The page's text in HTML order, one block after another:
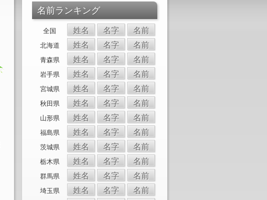
名前ランキング
全国 姓名 名字 名前
北海道 姓名 名字 名前
青森県 姓名 名字 名前
岩手県 姓名 名字 名前
宮城県 姓名 名字 名前
秋田県 姓名 名字 名前
山形県 姓名 名字 名前
福島県 姓名 名字 名前
茨城県 姓名 名字 名前
栃木県 姓名 名字 名前
群馬県 姓名 名字 名前
埼玉県 姓名 名字 名前